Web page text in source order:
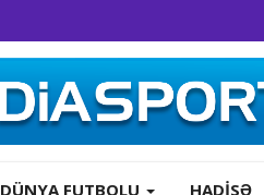
DÜNYA FUTBOLU HADISƏ